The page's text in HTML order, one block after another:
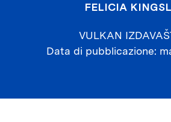
FELICIA
VULKAN
Data di pubblicazione